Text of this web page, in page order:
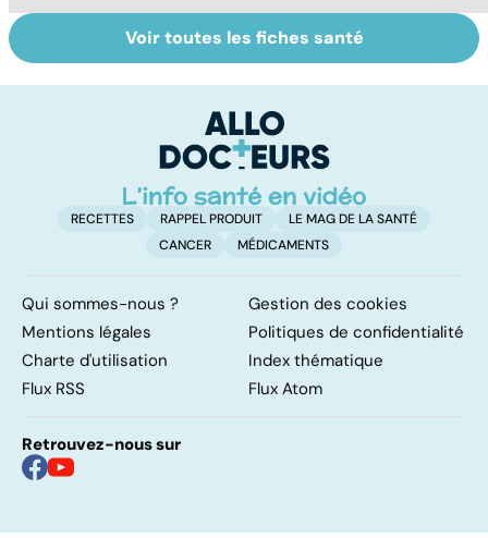
Virus du Nil
occidental : ce
La tuberculose
pulmonaire
Voir toutes les fiches santé
RECETTES RAPPEL PRODUIT
LE MAG DE LA SANTÉ
CANCER
MÉDICAMENTS
Qui sommes-nous ?
Gestion des cookies
Mentions légales
Politiques de confidentialité
Charte d'utilisation
Index thématique
Flux RSS
Flux Atom
Retrouvez-nous sur